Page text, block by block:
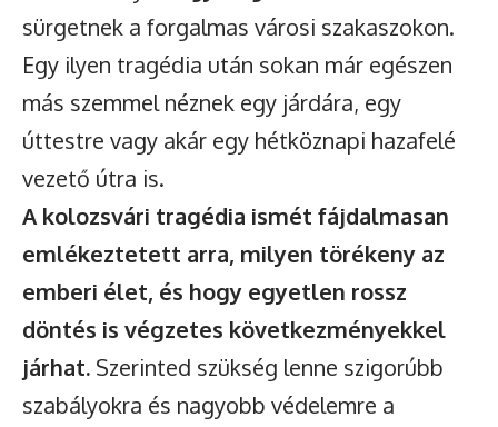
sürgetnek a forgalmas városi szakaszokon.
Egy ilyen tragédia után sokan már egészen
más szemmel néznek egy járdára, egy
úttestre vagy akár egy hétköznapi hazafelé
vezető útra is.
A kolozsvári tragédia ismét fájdalmasan
emlékeztetett arra, milyen törékeny az
emberi élet, és hogy egyetlen rossz
döntés is végzetes következményekkel
járhat. Szerinted szükség lenne szigorúbb
szabályokra és nagyobb védelemre a